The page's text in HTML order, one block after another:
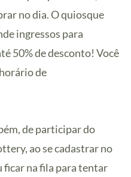
no dia. O quiosque
ingressos para
50% de desconto! Você
de
de participar do
ao se cadastrar no
ficar na fila para tentar